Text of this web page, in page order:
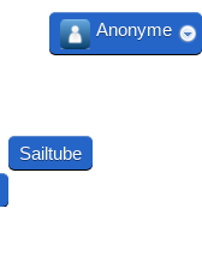
Sailtube
Anonyme